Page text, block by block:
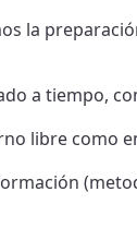
la
a tiempo,
libre como